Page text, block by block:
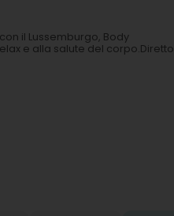
il Lussemburgo, Body
e alla salute del corpo.Diretto